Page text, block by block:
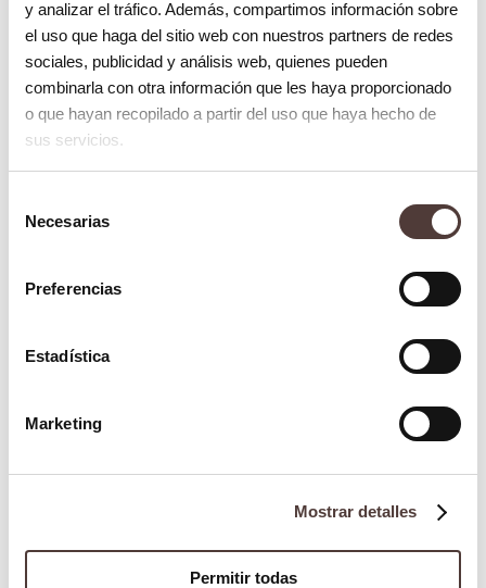
y analizar el tráfico. Además, compartimos información sobre
el uso que haga del sitio web con nuestros partners de redes
sociales, publicidad y análisis web, quienes pueden
combinarla con otra información que les haya proporcionado
o que hayan recopilado a partir del uso que haya hecho de
sus servicios.
Necesarias
Preferencias
Estadística
Marketing
Mostrar detalles
Permitir todas
ubicación.
Recuperación. La mayoría de los
pacientes pasarán una noche en el
hospital para asegurarse de que estén
bien y que no haya complicaciones
postoperatorio SARPEes
esencial para garantizar una recuperación
sin complicaciones. Es normal experimentar
cierto grado de dolor y molestias después
de la operación, por lo que es posible que
nuestros doctores receten analgésicos para
Igualmente, durante los primeros días